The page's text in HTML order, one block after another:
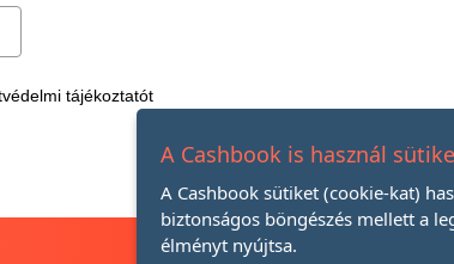
tájékoztatót
A Cashbook is használ
A Cashbook sütiket (cookie-kat)
biztonságos böngészés mellett a
élményt nyújtsa.